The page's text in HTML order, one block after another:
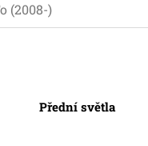
(2008-)
Přední světla